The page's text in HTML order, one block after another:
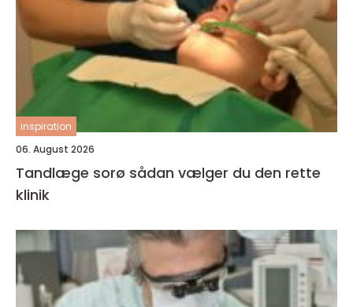
inspiration
06. August 2026
Tandlæge sorø sådan vælger du den rette
klinik